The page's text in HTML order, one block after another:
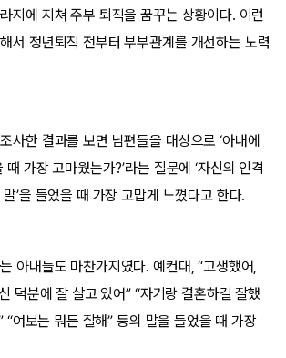
지에 지쳐 주부 퇴직을 꿈꾸는 상황이다. 이런
서 정년퇴직 전부터 부부관계를 개선하는 노력
사한 결과를 보면 남편들을 대상으로 ‘아내에
가장 고마웠는가?’라는 질문에 ‘자신의 인격
’을 들었을 때 가장 고맙게 느꼈다고 한다.
아내들도 마찬가지였다. 예컨대, “고생했어,
덕분에 잘 살고 있어” “자기랑 결혼하길 잘했
“여보는 뭐든 잘해” 등의 말을 들었을 때 가장